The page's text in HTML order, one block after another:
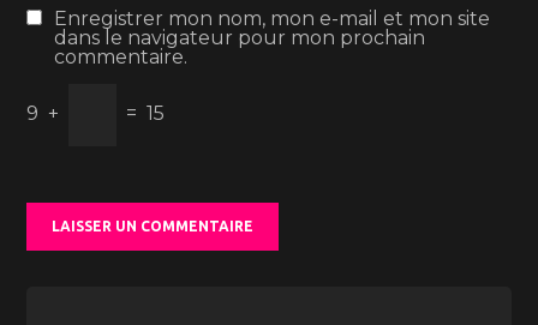
Enregistrer mon nom, mon e-mail et mon site
dans le navigateur pour mon prochain
commentaire.
9 + = 15